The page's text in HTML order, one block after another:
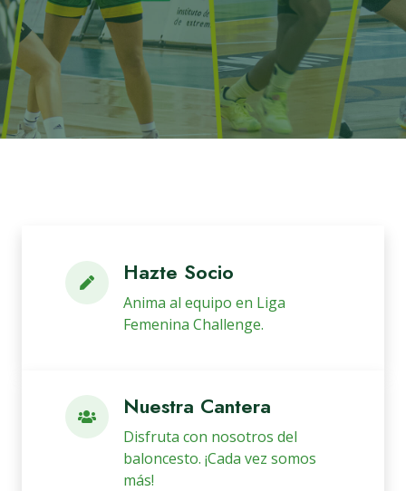
Hazte Socio
Anima al equipo en Liga
Femenina Challenge.
Nuestra Cantera
Disfruta con nosotros del
baloncesto. ¡Cada vez somos
más!